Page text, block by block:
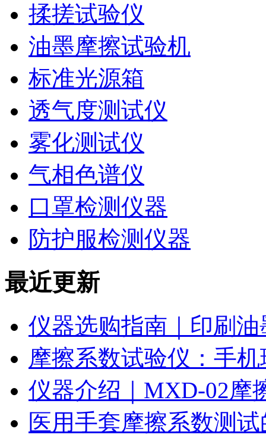
揉搓试验仪
油墨摩擦试验机
标准光源箱
透气度测试仪
雾化测试仪
气相色谱仪
口罩检测仪器
防护服检测仪器
最近更新
仪器选购指南｜印刷
摩擦系数试验仪：手
仪器介绍｜MXD-02摩
医用手套摩擦系数测